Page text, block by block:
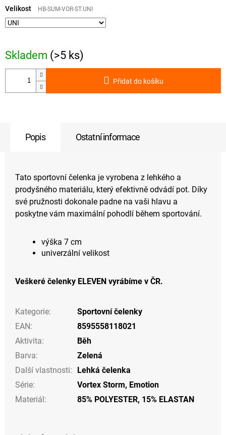
cena:
Skladem (>5 ks)
Velikost HB-SUM-VOR-ST.UNI
Přidat do košíku
Popis Ostatní informace
Tato sportovní čelenka je vyrobena z lehkého a
prodyšného materiálu, který efektivně odvádí pot. Díky
své pružnosti dokonale padne na vaši hlavu a
poskytne vám maximální pohodlí během sportování.
výška 7 cm
univerzální velikost
Veškeré čelenky ELEVEN vyrábíme v ČR.
Kategorie:
Sportovní čelenky
EAN:
8595558118021
Aktivita:
Běh
Barva:
Zelená
Další vlastnosti:
Lehká čelenka
Série:
Vortex Storm, Emotion
Materiál: 85% POLYESTER, 15% ELASTAN